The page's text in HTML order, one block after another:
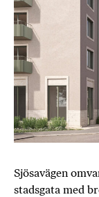
Sjösavägen
stadsgata med